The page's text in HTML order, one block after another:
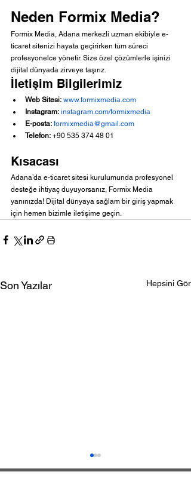
Neden Formix Media?
Formix Media, Adana merkezli uzman ekibiyle e-
ticaret sitenizi hayata geçirirken tüm süreci
profesyonelce yönetir. Size özel çözümlerle işinizi
dijital dünyada zirveye taşırız.
İletişim Bilgilerimiz
Web Sitesi: www.formixmedia.com
Instagram: instagram.com/formixmedia
E-posta: formixmedia@gmail.com
Telefon: +90 535 374 48 01
Kısacası
Adana’da e-ticaret sitesi kurulumunda profesyonel
desteğe ihtiyaç duyuyorsanız, Formix Media
yanınızda! Dijital dünyaya sağlam bir giriş yapmak
için hemen bizimle iletişime geçin.
Son Yazılar Hepsini Gör